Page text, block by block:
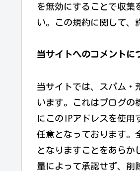
を無効にすることで収集
い。この規約に関して、
当サイトへのコメントに
当サイトでは、スパム・
います。これはブログの
にこのIPアドレスを使用
任意となっております。
となりますことをあらか
量によって承認せず、削